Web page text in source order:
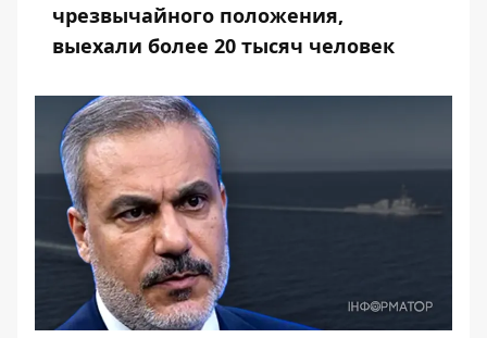
чрезвычайного положения,
выехали более 20 тысяч человек